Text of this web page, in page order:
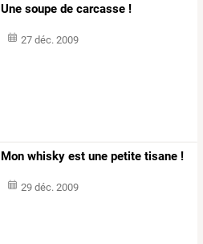
Une soupe de carcasse !
27 déc. 2009
Mon whisky est une petite tisane !
29 déc. 2009